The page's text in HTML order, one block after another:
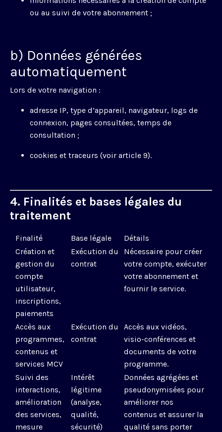
ou au suivi de votre abonnement ;
b) Données générées
automatiquement
Lors de votre navigation :
adresse IP, type d’appareil, navigateur, logs de
connexion, pages consultées, temps de
consultation ;
cookies et traceurs (voir article 9).
4. Finalités et bases légales du
traitement
Finalité Base légale
Détails
Création et
gestion du
compte
utilisateur,
inscriptions,
paiements
Exécution du
contrat
Nécessaire pour créer
votre compte, exécuter
votre abonnement et
fournir le service.
Accès aux
programmes,
contenus et
services MCV
Exécution du
contrat
Accès aux vidéos,
visio-conférences et
documents de votre
programme.
Suivi des
interactions,
amélioration
des services,
mesure
Intérêt
légitime
(analyse,
qualité,
sécurité)
Données agrégées et
pseudonymisées pour
améliorer nos
contenus et assurer la
qualité sans porter